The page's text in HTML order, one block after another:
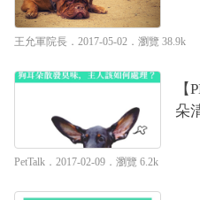
王允軍院長 ．2017-05-02． 瀏覽 38.9k
朵
PetTalk ．2017-02-09． 瀏覽 6.2k